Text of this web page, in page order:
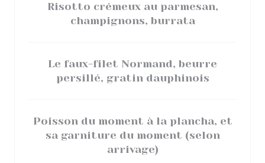
Risotto crémeux au parmesan,
champignons, burrata
Le faux-filet Normand, beurre
persillé, gratin dauphinois
Poisson du moment à la plancha, et
sa garniture du moment (selon
arrivage)